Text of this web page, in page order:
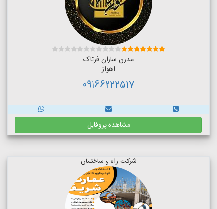
مدرن سازان فرتاک
اهواز
09166222517
مشاهده پروفایل
شرکت راه و ساختمان